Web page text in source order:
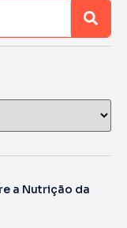
a Nutrição da